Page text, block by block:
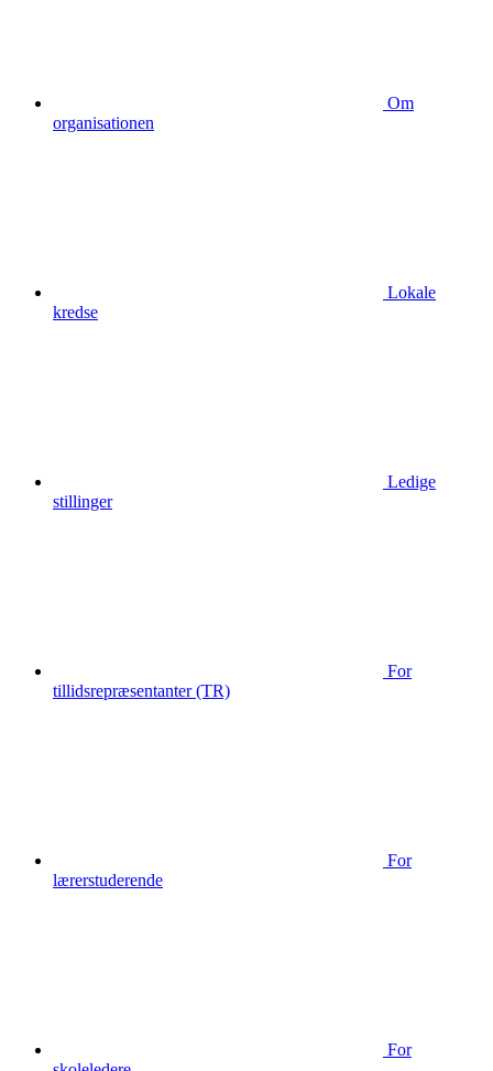
Om
organisationen
Lokale
kredse
Ledige
stillinger
For
tillidsrepræsentanter (TR)
For
lærerstuderende
For